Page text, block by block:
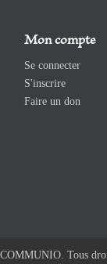
Mon compte
Se connecter
S'inscrire
Faire un don
Tous